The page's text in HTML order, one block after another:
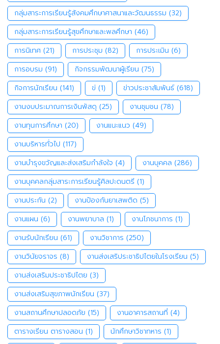
กลุ่มสาระการเรียนรู้สังคมศึกษาศาสนาและวัฒนธรรม (32)
กลุ่มสาระการเรียนรู้สุขศึกษาและพลศึกษา (46)
การนิเทศ (21) การประชุม (82) การประเมิน (6)
การอบรม (91) กิจกรรมพัฒนาผู้เรียน (75)
กิจการนักเรียน (141) ข่ (1) ข่าวประชาสัมพันธ์ (618)
งานงบประมาณการเงินพัสดุ (25) งานชุมชน (78)
งานทุนการศึกษา (20) งานแนะแนว (49)
งานบริหารทั่วไป (117)
งานบำรุงขวัญและส่งเสริมกำลังใจ (4) งานบุคคล (286)
งานบุคคลกลุ่มสาระการเรียนรู้ศิลปะดนตรี (1)
งานประกัน (2) งานป้องกันยาเสพติด (5)
งานแผน (6) งานพยาบาล (1) งานโภชนาการ (1)
งานรับนักเรียน (61) งานวิชาการ (250)
งานวินัยจราจร (8) งานส่งเสริประชาธิปไตยในโรงเรียน (5)
งานส่งเสริมประชาธิปไตย (3)
งานส่งเสริมสุขภาพนักเรียน (37)
งานสถานศึกษาปลอดภัย (15) งานอาคารสถานที่ (4)
ตารางเรียน ตารางสอน (1) นักศึกษาวิชาทหาร (1)